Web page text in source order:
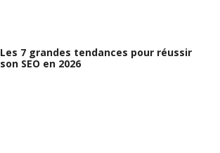
Les 7 grandes tendances pour réussir
son SEO en 2026